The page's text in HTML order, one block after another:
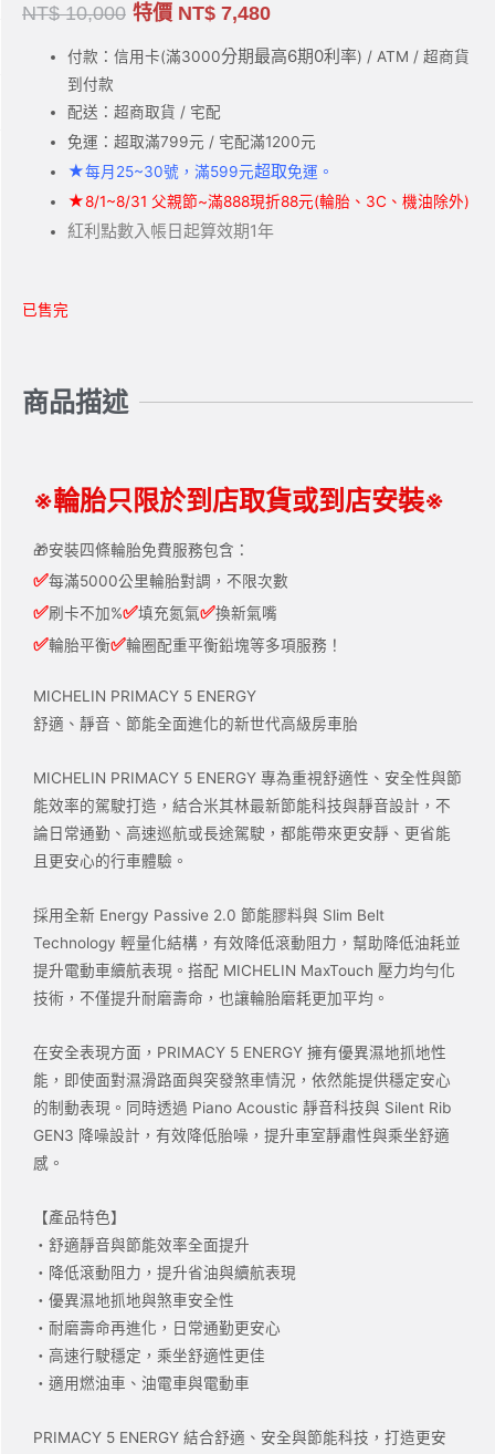
NT$10,000 特價 NT$ 7,480
付款：信用卡(滿3000分期最高6期0利率) / ATM / 超商貨
到付款
配送：超商取貨 / 宅配
免運：超取滿799元 / 宅配滿1200元
★每月25~30號，滿599元超取免運。
★8/1~8/31 父親節~滿888現折88元(輪胎、3C、機油除外)
紅利點數入帳日起算效期1年
已售完
商品描述
※輪胎只限於到店取貨或到店安裝※
🎁安裝四條輪胎免費服務包含：
✅每滿5000公里輪胎對調，不限次數
✅刷卡不加%✅填充氮氣✅換新氣嘴
✅輪胎平衡✅輪圈配重平衡鉛塊等多項服務！
MICHELIN PRIMACY 5 ENERGY
舒適、靜音、節能全面進化的新世代高級房車胎
MICHELIN PRIMACY 5 ENERGY 專為重視舒適性、安全性與節
能效率的駕駛打造，結合米其林最新節能科技與靜音設計，不
論日常通勤、高速巡航或長途駕駛，都能帶來更安靜、更省能
且更安心的行車體驗。
採用全新 Energy Passive 2.0 節能膠料與 Slim Belt
Technology 輕量化結構，有效降低滾動阻力，幫助降低油耗並
提升電動車續航表現。搭配 MICHELIN MaxTouch 壓力均勻化
技術，不僅提升耐磨壽命，也讓輪胎磨耗更加平均。
在安全表現方面， PRIMACY 5 ENERGY 擁有優異濕地抓地性
能，即使面對濕滑路面與突發煞車情況，依然能提供穩定安心
的制動表現。同時透過 Piano Acoustic 靜音科技與 Silent Rib
GEN3 降噪設計，有效降低胎噪，提升車室靜肅性與乘坐舒適
感。
【產品特色】
・舒適靜音與節能效率全面提升
・降低滾動阻力，提升省油與續航表現
・優異濕地抓地與煞車安全性
・耐磨壽命再進化，日常通勤更安心
・高速行駛穩定，乘坐舒適性更佳
・適用燃油車、油電車與電動車
PRIMACY 5 ENERGY 結合舒適、安全與節能科技，打造更安